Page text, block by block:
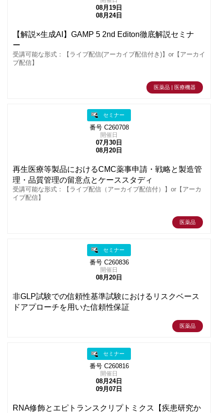
08月19日
08月24日
【解説×生成AI】GAMP 5 2nd Editon徹底解説セミナ
ー
受講可能な形式：【ライブ配信(アーカイブ配信付き)】or【アーカイ
ブ配信】
医薬品 | 医療機器
セミナー
番号 C260708
開催日
07月30日
08月20日
再生医療等製品におけるCMC薬事申請・戦略と製造管
理・品質管理の留意点とケーススタディ
受講可能な形式：【ライブ配信（アーカイブ配信付）】or【アーカ
イブ配信】
医薬品
セミナー
番号 C260836
開催日
08月20日
非GLP試験での信頼性基準試験におけるリスクベース
ドアプローチを用いた信頼性保証
医薬品
セミナー
番号 C260816
開催日
08月24日
09月07日
RNA修飾とエピトランスクリプトミクス【疾患研究か